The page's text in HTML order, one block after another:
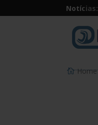
Notícias:
Home